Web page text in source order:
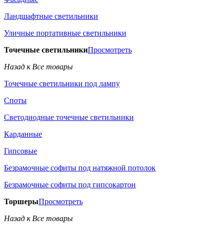
Ландшафтные светильники
Уличные портативные светильники
Точечные светильникиПросмотреть
Назад к Все товары
Точечные светильники под лампу
Споты
Светодиодные точечные светильники
Карданные
Гипсовые
Безрамочные софиты под натяжной потолок
Безрамочные софиты под гипсокартон
ТоршерыПросмотреть
Назад к Все товары